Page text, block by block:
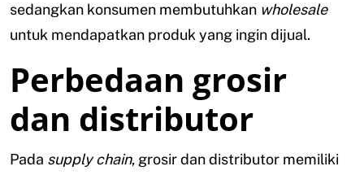
sedangkan konsumen membutuhkan wholesale
untuk mendapatkan produk yang ingin dijual.
Perbedaan grosir
dan distributor
Pada supply chain, grosir dan distributor memiliki